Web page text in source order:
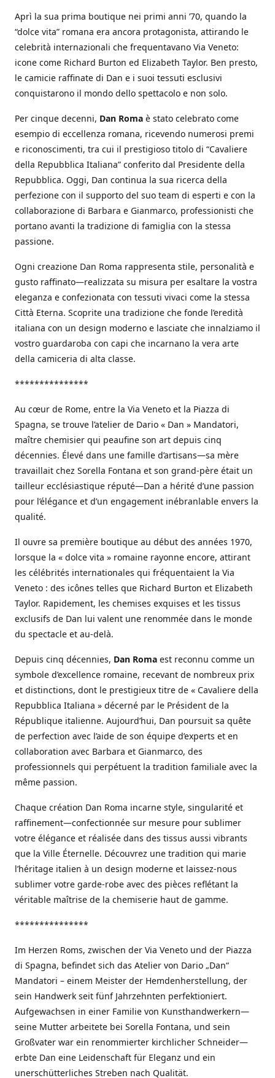
Aprì la sua prima boutique nei primi anni ’70, quando la
“dolce vita” romana era ancora protagonista, attirando le
celebrità internazionali che frequentavano Via Veneto:
icone come Richard Burton ed Elizabeth Taylor. Ben presto,
le camicie raffinate di Dan e i suoi tessuti esclusivi
conquistarono il mondo dello spettacolo e non solo.
Per cinque decenni, Dan Roma è stato celebrato come
esempio di eccellenza romana, ricevendo numerosi premi
e riconoscimenti, tra cui il prestigioso titolo di “Cavaliere
della Repubblica Italiana” conferito dal Presidente della
Repubblica. Oggi, Dan continua la sua ricerca della
perfezione con il supporto del suo team di esperti e con la
collaborazione di Barbara e Gianmarco, professionisti che
portano avanti la tradizione di famiglia con la stessa
passione.
Ogni creazione Dan Roma rappresenta stile, personalità e
gusto raffinato—realizzata su misura per esaltare la vostra
eleganza e confezionata con tessuti vivaci come la stessa
Città Eterna. Scoprite una tradizione che fonde l’eredità
italiana con un design moderno e lasciate che innalziamo il
vostro guardaroba con capi che incarnano la vera arte
della camiceria di alta classe.
***************
Au cœur de Rome, entre la Via Veneto et la Piazza di
Spagna, se trouve l’atelier de Dario « Dan » Mandatori,
maître chemisier qui peaufine son art depuis cinq
décennies. Élevé dans une famille d’artisans—sa mère
travaillait chez Sorella Fontana et son grand-père était un
tailleur ecclésiastique réputé—Dan a hérité d’une passion
pour l’élégance et d’un engagement inébranlable envers la
qualité.
Il ouvre sa première boutique au début des années 1970,
lorsque la « dolce vita » romaine rayonne encore, attirant
les célébrités internationales qui fréquentaient la Via
Veneto : des icônes telles que Richard Burton et Elizabeth
Taylor. Rapidement, les chemises exquises et les tissus
exclusifs de Dan lui valent une renommée dans le monde
du spectacle et au-delà.
Depuis cinq décennies, Dan Roma est reconnu comme un
symbole d’excellence romaine, recevant de nombreux prix
et distinctions, dont le prestigieux titre de « Cavaliere della
Repubblica Italiana » décerné par le Président de la
République italienne. Aujourd’hui, Dan poursuit sa quête
de perfection avec l’aide de son équipe d’experts et en
collaboration avec Barbara et Gianmarco, des
professionnels qui perpétuent la tradition familiale avec la
même passion.
Chaque création Dan Roma incarne style, singularité et
raffinement—confectionnée sur mesure pour sublimer
votre élégance et réalisée dans des tissus aussi vibrants
que la Ville Éternelle. Découvrez une tradition qui marie
l’héritage italien à un design moderne et laissez-nous
sublimer votre garde-robe avec des pièces reflétant la
véritable maîtrise de la chemiserie haut de gamme.
***************
Im Herzen Roms, zwischen der Via Veneto und der Piazza
di Spagna, befindet sich das Atelier von Dario „Dan“
Mandatori – einem Meister der Hemdenherstellung, der
sein Handwerk seit fünf Jahrzehnten perfektioniert.
Aufgewachsen in einer Familie von Kunsthandwerkern—
seine Mutter arbeitete bei Sorella Fontana, und sein
Großvater war ein renommierter kirchlicher Schneider—
erbte Dan eine Leidenschaft für Eleganz und ein
unerschütterliches Streben nach Qualität.